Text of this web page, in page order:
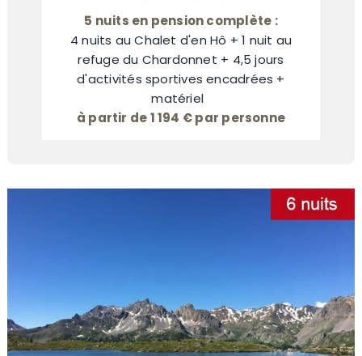
5 nuits en pension complète :
4 nuits au Chalet d'en Hô + 1 nuit au
refuge du Chardonnet + 4,5 jours
d'activités sportives encadrées +
matériel
à partir de 1 194 € par personne